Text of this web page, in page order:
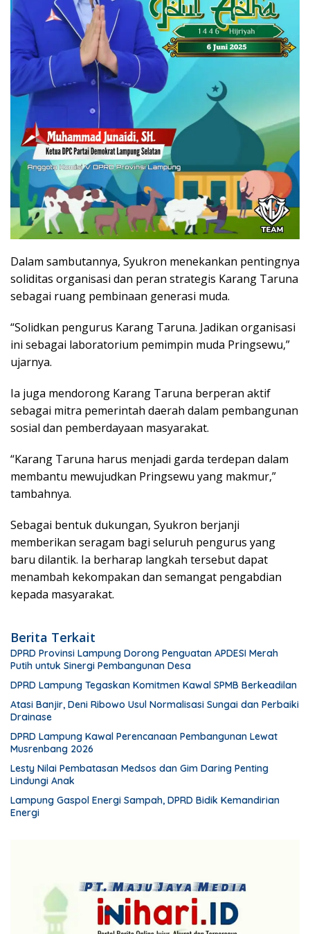
Dalam sambutannya, Syukron menekankan pentingnya
soliditas organisasi dan peran strategis Karang Taruna
sebagai ruang pembinaan generasi muda.
“Solidkan pengurus Karang Taruna. Jadikan organisasi
ini sebagai laboratorium pemimpin muda Pringsewu,”
ujarnya.
Ia juga mendorong Karang Taruna berperan aktif
sebagai mitra pemerintah daerah dalam pembangunan
sosial dan pemberdayaan masyarakat.
“Karang Taruna harus menjadi garda terdepan dalam
membantu mewujudkan Pringsewu yang makmur,”
tambahnya.
Sebagai bentuk dukungan, Syukron berjanji
memberikan seragam bagi seluruh pengurus yang
baru dilantik. Ia berharap langkah tersebut dapat
menambah kekompakan dan semangat pengabdian
kepada masyarakat.
Berita Terkait
DPRD Provinsi Lampung Dorong Penguatan APDESI Merah
Putih untuk Sinergi Pembangunan Desa
DPRD Lampung Tegaskan Komitmen Kawal SPMB Berkeadilan
Atasi Banjir, Deni Ribowo Usul Normalisasi Sungai dan Perbaiki
Drainase
DPRD Lampung Kawal Perencanaan Pembangunan Lewat
Musrenbang 2026
Lesty Nilai Pembatasan Medsos dan Gim Daring Penting
Lindungi Anak
Lampung Gaspol Energi Sampah, DPRD Bidik Kemandirian
Energi